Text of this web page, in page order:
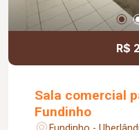
informações e
R$
Sala comercial
Fundinho